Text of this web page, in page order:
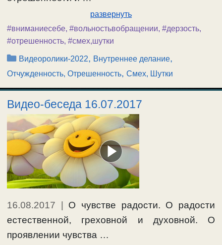
развернуть
#вниманиесебе, #вольностьвобращении, #дерзость,
#отрешенность, #смех,шутки
Рубрики
Видеоролики-2022, Внутреннее делание,
Отчужденность, Отрешенность, Смех, Шутки
Видео-беседа 16.07.2017
16.08.2017 | О чувстве радости. О радости
естественной, греховной и духовной. О
проявлении чувства …